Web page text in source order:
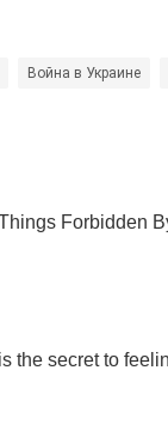
Война в Украине